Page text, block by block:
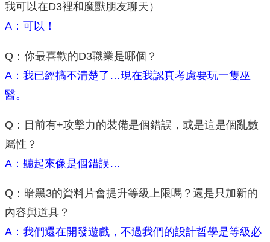
我可以在D3裡和魔獸朋友聊天）
A：可以！
Q：你最喜歡的D3職業是哪個？
A：我已經搞不清楚了…現在我認真考慮要玩一隻巫
醫。
Q：目前有+攻擊力的裝備是個錯誤，或是這是個亂數
屬性？
A：聽起來像是個錯誤…
Q：暗黑3的資料片會提升等級上限嗎？還是只加新的
內容與道具？
A：我們還在開發遊戲，不過我們的設計哲學是等級必